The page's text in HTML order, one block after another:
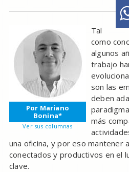
Por Mariano
Bonina*
Ver sus columnas
Tal
como
algunos
trabajo
son las
deben
más
una oficina, y por eso mantener
conectados y productivos en el
clave.